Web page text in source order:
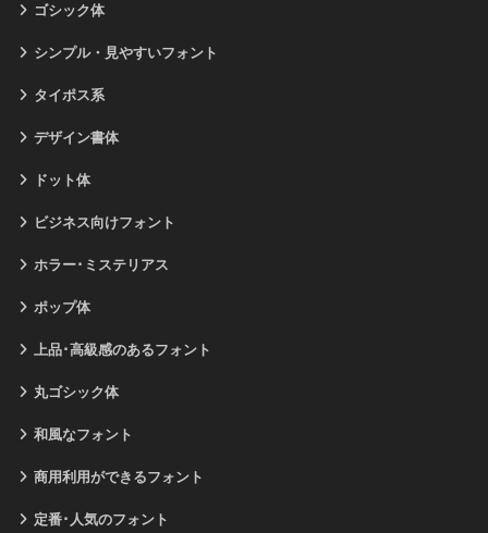
ゴシック体
シンプル・見やすいフォント
タイポス系
デザイン書体
ドット体
ビジネス向けフォント
ホラー･ミステリアス
ポップ体
上品･高級感のあるフォント
丸ゴシック体
和風なフォント
商用利用ができるフォント
定番･人気のフォント